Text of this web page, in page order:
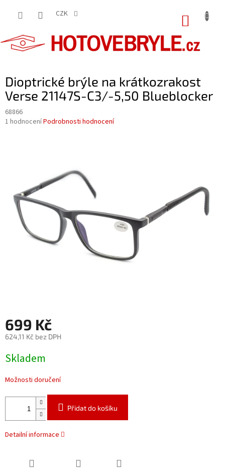
CZK
Dioptrické brýle na krátkozrakost
Verse 21147S-C3/-5,50 Blueblocker
68866
Průměrné
hvězdiček.
1 hodnoceníPodrobnosti hodnocení
699 Kč
624,11 Kč bez DPH
cena:
Skladem
Možnosti doručení
Přidat do košíku
Detailní informace